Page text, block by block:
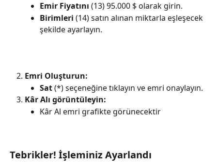
Emir Fiyatını (13) 95.000 $ olarak girin.
Birimleri (14) satın alınan miktarla eşleşecek
şekilde ayarlayın.
Emri Oluşturun:
Sat (*) seçeneğine tıklayın ve emri onaylayın.
Kâr Alı görüntüleyin:
Kâr Al emri grafikte görünecektir
Tebrikler! İşleminiz Ayarlandı